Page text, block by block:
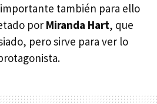
también para ello
por Miranda Hart, que
pero sirve para ver lo